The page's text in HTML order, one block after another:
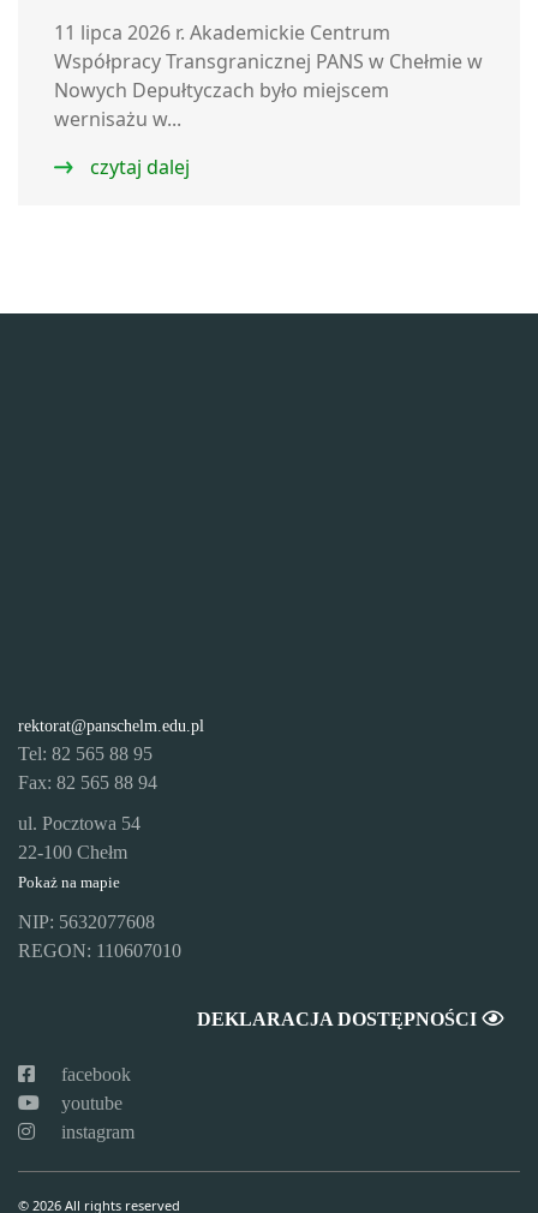
11 lipca 2026 r. Akademickie Centrum
Współpracy Transgranicznej PANS w Chełmie w
Nowych Depułtyczach było miejscem
wernisażu w...
czytaj dalej
rektorat@panschelm.edu.pl
Tel: 82 565 88 95
Fax: 82 565 88 94
ul. Pocztowa 54
22-100 Chełm
Pokaż na mapie
NIP: 5632077608
REGON: 110607010
DEKLARACJA DOSTĘPNOŚCI
facebook
youtube
instagram
© 2026 All rights reserved